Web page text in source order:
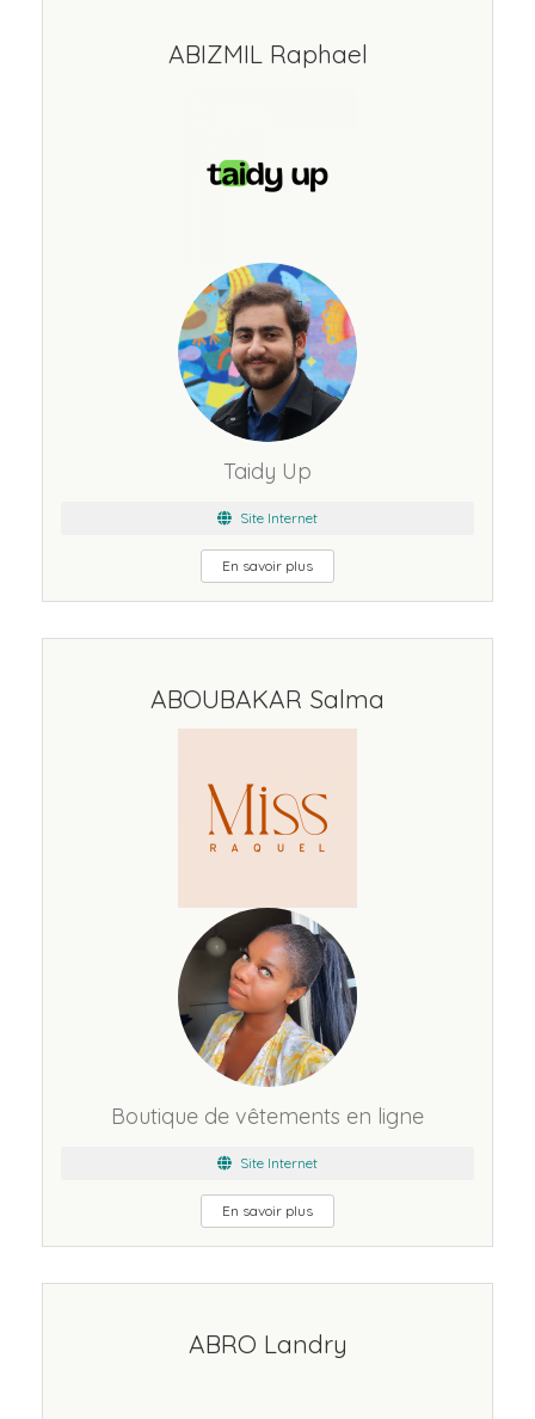
ABIZMIL Raphael
Taidy Up
Site Internet
En savoir plus
ABOUBAKAR Salma
Boutique de vêtements en ligne
Site Internet
En savoir plus
ABRO Landry